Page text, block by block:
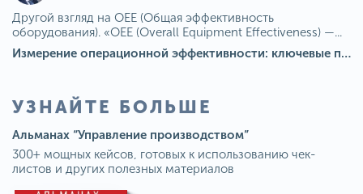
Другой взгляд на OEE (Общая эффективность
оборудования). «OEE (Overall Equipment Effectiveness) —...
Измерение операционной эффективности: ключевые показатели для непрерывного совершенствования
УЗНАЙТЕ БОЛЬШЕ
Альманах “Управление производством”
300+ мощных кейсов, готовых к использованию чек-
листов и других полезных материалов